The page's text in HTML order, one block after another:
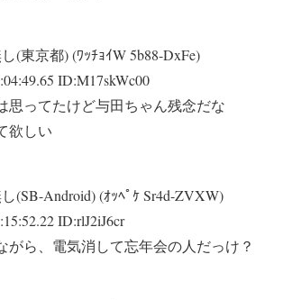
(東京都) (ﾜｯﾁｮｲW 5b88-DxFe)
ID:M17skWc00
思ってたけど与田ちゃん残念だな
欲しい
(SB-Android) (ｵｯﾍﾟｹ Sr4d-ZVXW)
ID:rlJ2iJ6cr
がら、電気消して忘年会の人だっけ？